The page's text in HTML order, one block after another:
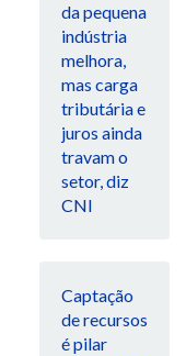
da pequena
indústria
melhora,
mas carga
tributária e
juros ainda
travam o
setor, diz
CNI
Captação
de recursos
é pilar